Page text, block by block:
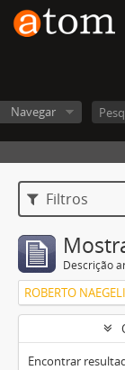
Navegar
Filtros
Descrição
ROBERTO NAEGELI
Encontrar